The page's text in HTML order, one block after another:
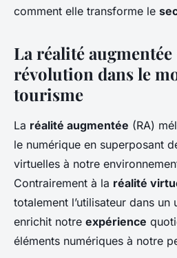
comment elle transforme le
La réalité augmentée
révolution dans le
tourisme
La réalité augmentée (RA)
le numérique en superposant
virtuelles à notre
Contrairement à la réalité
totalement l’utilisateur dans un
enrichit notre expérience
éléments numériques à notre